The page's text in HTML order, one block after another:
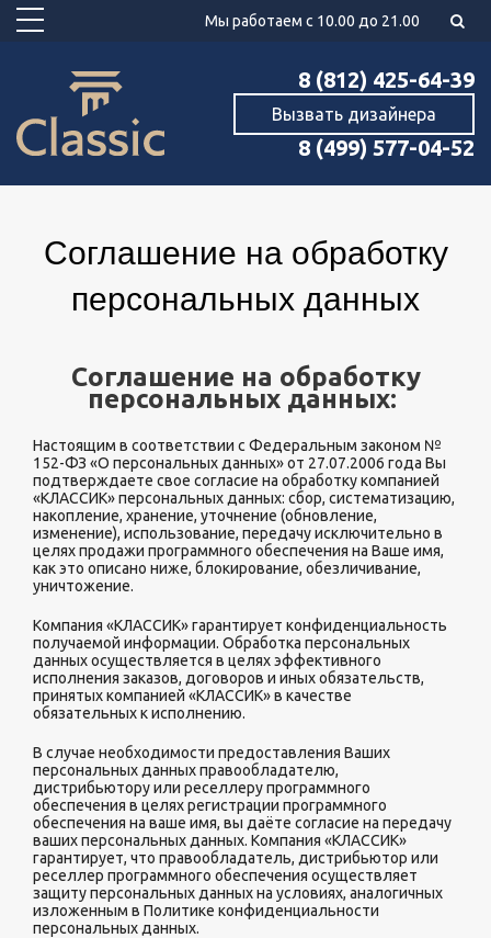
Мы работаем с 10.00 до 21.00
8 (812) 425-64-39
Вызвать дизайнера
8 (499) 577-04-52
Соглашение на обработку
персональных данных
Соглашение на обработку
персональных данных:
Настоящим в соответствии с Федеральным законом №
152-ФЗ «О персональных данных» от 27.07.2006 года Вы
подтверждаете свое согласие на обработку компанией
«КЛАССИК» персональных данных: сбор, систематизацию,
накопление, хранение, уточнение (обновление,
изменение), использование, передачу исключительно в
целях продажи программного обеспечения на Ваше имя,
как это описано ниже, блокирование, обезличивание,
уничтожение.
Компания «КЛАССИК» гарантирует конфиденциальность
получаемой информации. Обработка персональных
данных осуществляется в целях эффективного
исполнения заказов, договоров и иных обязательств,
принятых компанией «КЛАССИК» в качестве
обязательных к исполнению.
В случае необходимости предоставления Ваших
персональных данных правообладателю,
дистрибьютору или реселлеру программного
обеспечения в целях регистрации программного
обеспечения на ваше имя, вы даёте согласие на передачу
ваших персональных данных. Компания «КЛАССИК»
гарантирует, что правообладатель, дистрибьютор или
реселлер программного обеспечения осуществляет
защиту персональных данных на условиях, аналогичных
изложенным в Политике конфиденциальности
персональных данных.